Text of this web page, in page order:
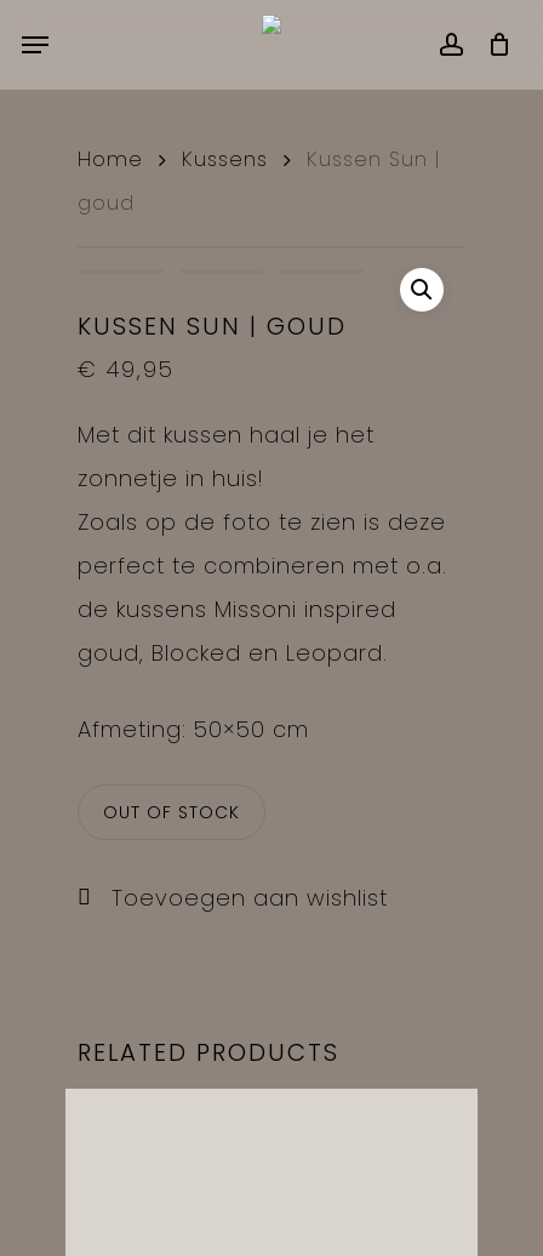
to
content
Menu
Close
Home Kussens
Kussen Sun |
goud
KUSSEN SUN | GOUD
€ 49,95
Met dit kussen haal je het
zonnetje in huis!
Zoals op de foto te zien is deze
perfect te combineren met o.a.
de kussens Missoni inspired
goud, Blocked en Leopard.
Afmeting: 50×50 cm
OUT OF STOCK
Toevoegen aan wishlist
RELATED PRODUCTS